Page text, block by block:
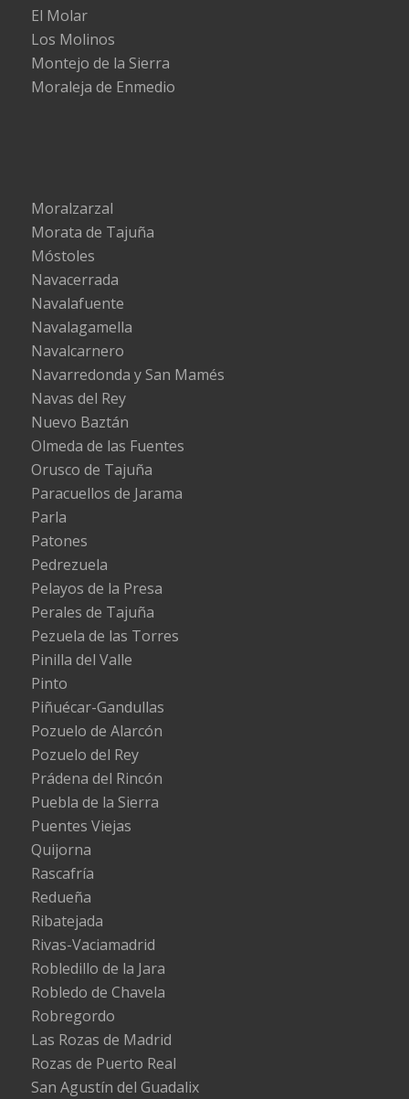
El Molar
Los Molinos
Montejo de la Sierra
Moraleja de Enmedio
Moralzarzal
Morata de Tajuña
Móstoles
Navacerrada
Navalafuente
Navalagamella
Navalcarnero
Navarredonda y San Mamés
Navas del Rey
Nuevo Baztán
Olmeda de las Fuentes
Orusco de Tajuña
Paracuellos de Jarama
Parla
Patones
Pedrezuela
Pelayos de la Presa
Perales de Tajuña
Pezuela de las Torres
Pinilla del Valle
Pinto
Piñuécar-Gandullas
Pozuelo de Alarcón
Pozuelo del Rey
Prádena del Rincón
Puebla de la Sierra
Puentes Viejas
Quijorna
Rascafría
Redueña
Ribatejada
Rivas-Vaciamadrid
Robledillo de la Jara
Robledo de Chavela
Robregordo
Las Rozas de Madrid
Rozas de Puerto Real
San Agustín del Guadalix